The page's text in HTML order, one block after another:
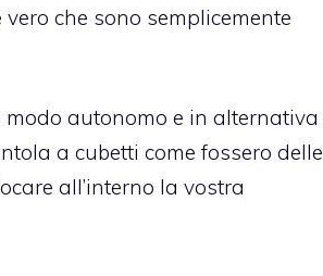
che sono semplicemente
autonomo e in alternativa
a cubetti come fossero delle
all’interno la vostra